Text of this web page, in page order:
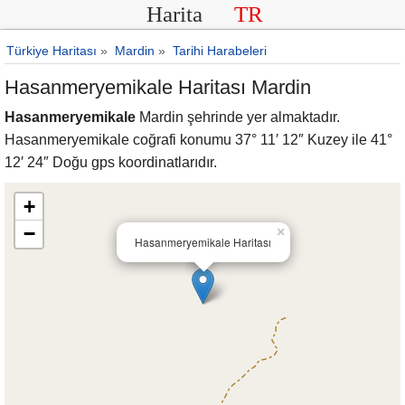
Harita TR
Türkiye Haritası » Mardin » Tarihi Harabeleri
Hasanmeryemikale Haritası Mardin
Hasanmeryemikale Mardin şehrinde yer almaktadır.
Hasanmeryemikale coğrafi konumu 37° 11′ 12″ Kuzey ile 41°
12′ 24″ Doğu gps koordinatlarıdır.
Hasanmeryemikale Haritası
×
+
−